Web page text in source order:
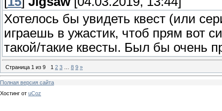
Хотелось бы увидеть квест (или
играешь в ужастик, чтоб прям вот
такой/такие квесты. Был бы очень
Страница 1 из 9 1 2 3 8 9 »
Полная версия сайта
Хостинг от uCoz